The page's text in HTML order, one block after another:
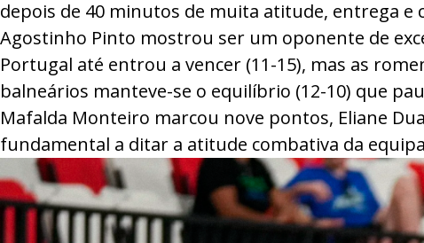
ASSOCIAÇÕES
CLUBES
AGENTES
AGENDA
SELEÇÕES
MINIBASQUETE
ÁREA TÉCNICA
depois de 40 minutos de muita atitude, entrega e
Agostinho Pinto mostrou ser um oponente de
Portugal até entrou a vencer (11-15), mas as
balneários manteve-se o equilíbrio (12-10) que
Mafalda Monteiro marcou nove pontos, Eliane
fundamental a ditar a atitude combativa da